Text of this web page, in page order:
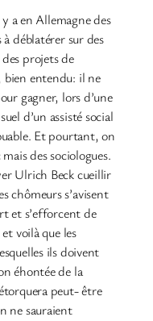
a en Allemagne des
déblatérer sur des
projets de
entendu: il ne
gagner, lors d’une
d’un assisté social
Et pourtant, on
des sociologues.
Ulrich Beck cueillir
chômeurs s’avisent
et s’efforcent de
voilà que les
ils doivent
éhontée de la
peut- être
ne sauraient